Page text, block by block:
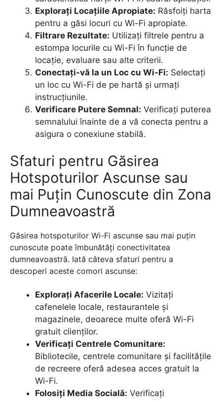
Explorați Locațiile Apropiate: Răsfoiți harta
pentru a găsi locuri cu Wi-Fi apropiate.
Filtrare Rezultate: Utilizați filtrele pentru a
estompa locurile cu Wi-Fi în funcție de
locație, evaluare sau alte criterii.
Conectați-vă la un Loc cu Wi-Fi: Selectați
un loc cu Wi-Fi de pe hartă și urmați
instrucțiunile.
Verificare Putere Semnal: Verificați puterea
semnalului înainte de a vă conecta pentru a
asigura o conexiune stabilă.
Sfaturi pentru Găsirea
Hotspoturilor Ascunse sau
mai Puțin Cunoscute din Zona
Dumneavoastră
Găsirea hotspoturilor Wi-Fi ascunse sau mai puțin
cunoscute poate îmbunătăți conectivitatea
dumneavoastră. Iată câteva sfaturi pentru a
descoperi aceste comori ascunse:
Explorați Afacerile Locale: Vizitați
cafenelele locale, restaurantele și
magazinele, deoarece multe oferă Wi-Fi
gratuit clienților.
Verificați Centrele Comunitare:
Bibliotecile, centrele comunitare și facilitățile
de recreere oferă adesea acces gratuit la
Wi-Fi.
Folosiți Media Socială: Verificați